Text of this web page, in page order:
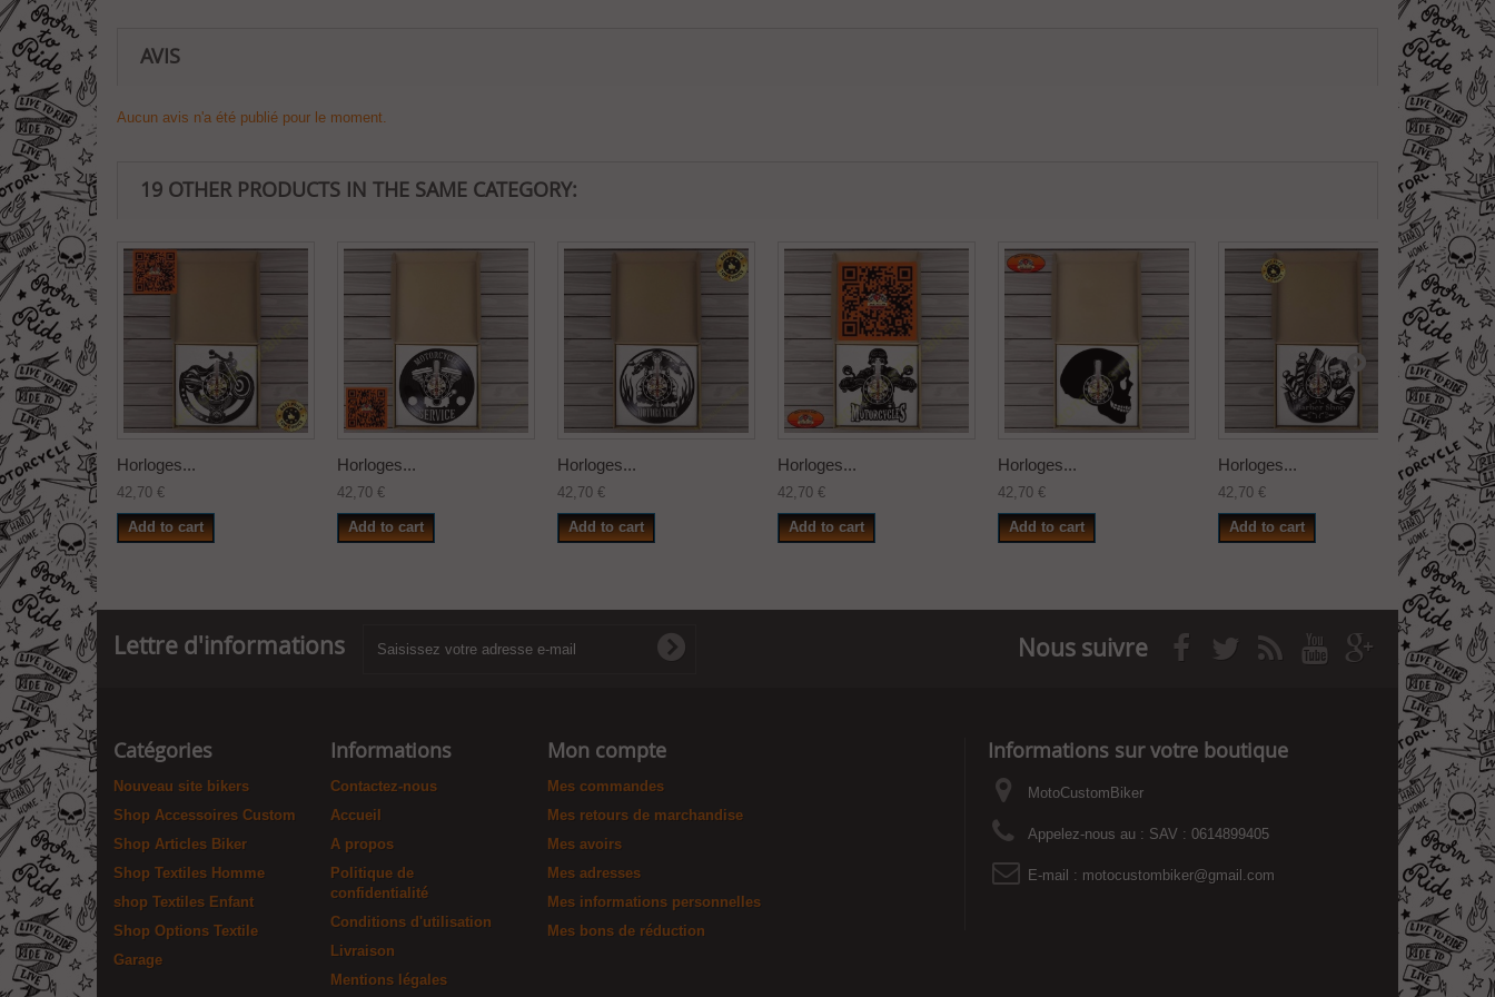
AVIS
Aucun avis n'a été publié pour le moment.
19 OTHER PRODUCTS IN THE SAME CATEGORY:
Horloges...
42,70 €
Add to cart
Horloges...
42,70 €
Add to cart
Horloges...
42,70 €
Add to cart
Horloges...
42,70 €
Add to cart
Horloges...
42,70 €
Add to cart
Horloges...
42,70 €
Add to cart
42,70 €
Add
Lettre d'informations Nous suivre
Catégories
Nouveau site bikers
Shop Accessoires Custom
Shop Articles Biker
Shop Textiles Homme
shop Textiles Enfant
Shop Options Textile
Garage
Informations
Contactez-nous
Accueil
A propos
Politique de
confidentialité
Conditions d'utilisation
Livraison
Mentions légales
Mon compte
Mes commandes
Mes retours de marchandise
Mes avoirs
Mes adresses
Mes informations personnelles
Mes bons de réduction
Informations sur votre boutique
MotoCustomBiker
Appelez-nous au : SAV : 0614899405
E-mail : motocustombiker@gmail.com